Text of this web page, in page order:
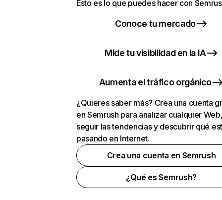
Esto es lo que puedes hacer con
Conoce tu mercado
Mide tu visibilidad en la IA
Aumenta el tráfico orgánico
¿Quieres saber más? Crea una cuenta
en Semrush para analizar cualquier
seguir las tendencias y descubrir qué
pasando en Internet.
Crea una cuenta en Semrush
¿Qué es Semrush?